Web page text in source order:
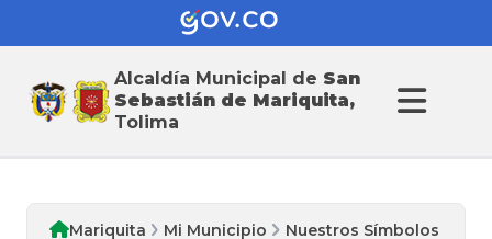
Alcaldía Municipal de San
Sebastián de Mariquita,
Tolima
Mi Municipio
Mariquita Mi Municipio Nuestros Símbolos